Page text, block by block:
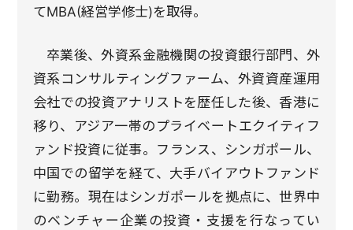
てMBA(経営学修士)を取得。
卒業後、外資系金融機関の投資銀行部門、外
資系コンサルティングファーム、外資資産運用
会社での投資アナリストを歴任した後、香港に
移り、アジア一帯のプライベートエクイティフ
ァンド投資に従事。フランス、シンガポール、
中国での留学を経て、大手バイアウトファンド
に勤務。現在はシンガポールを拠点に、世界中
のベンチャー企業の投資・支援を行なってい